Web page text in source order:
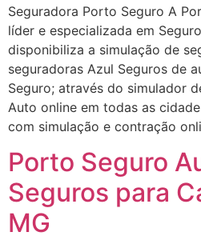
Seguradora Porto Seguro A
líder e especializada em
disponibiliza a simulação de
seguradoras Azul Seguros de
Seguro; através do simulador
Auto online em todas as
com simulação e contração
Porto Seguro
Seguros para
MG